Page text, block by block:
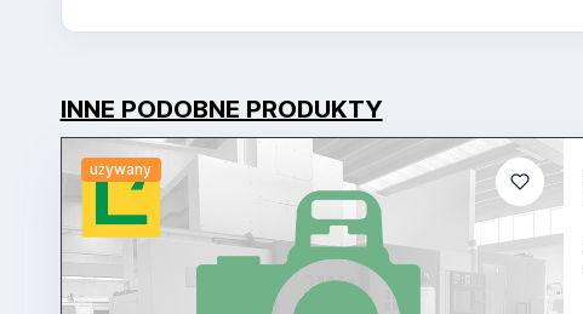
INNE PODOBNE PRODUKTY
używany